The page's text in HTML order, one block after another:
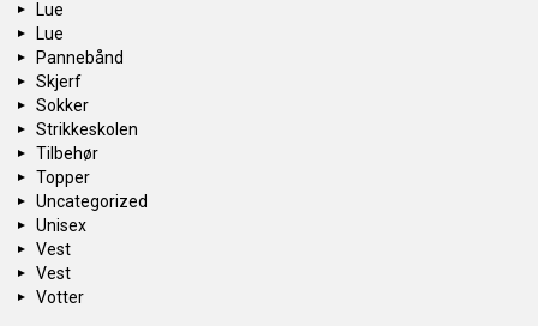
Lue
Lue
Pannebånd
Skjerf
Sokker
Strikkeskolen
Tilbehør
Topper
Uncategorized
Unisex
Vest
Vest
Votter